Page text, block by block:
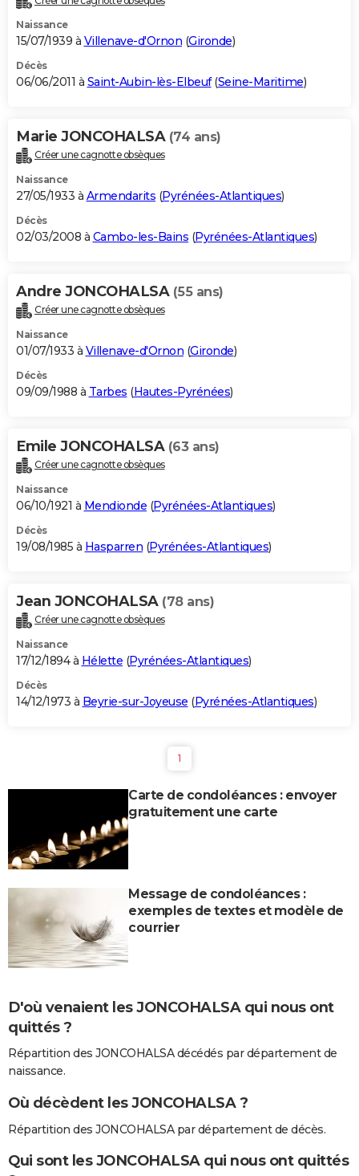
Naissance
15/07/1939 à Villenave-d'Ornon (Gironde)
Décès
06/06/2011 à Saint-Aubin-lès-Elbeuf(Seine-Maritime)
Marie JONCOHALSA (74 ans)
Créer une cagnotte obsèques
Naissance
27/05/1933 à Armendarits (Pyrénées-Atlantiques)
Décès
02/03/2008 à Cambo-les-Bains (Pyrénées-Atlantiques)
Andre JONCOHALSA (55 ans)
Créer une cagnotte obsèques
Naissance
01/07/1933 à Villenave-d'Ornon (Gironde)
Décès
09/09/1988 à Tarbes (Hautes-Pyrénées)
Emile JONCOHALSA (63 ans)
Créer une cagnotte obsèques
Naissance
06/10/1921 à Mendionde (Pyrénées-Atlantiques)
Décès
19/08/1985 à Hasparren (Pyrénées-Atlantiques)
Jean JONCOHALSA (78 ans)
Créer une cagnotte obsèques
Naissance
17/12/1894 à Hélette (Pyrénées-Atlantiques)
Décès
14/12/1973 à Beyrie-sur-Joyeuse (Pyrénées-Atlantiques)
1
Carte de condoléances : envoyer
gratuitement une carte
Message de condoléances :
exemples de textes et modèle de
courrier
D'où venaient les JONCOHALSA qui nous ont
quittés ?
Répartition des JONCOHALSA décédés par département de
naissance.
Où décèdent les JONCOHALSA ?
Répartition des JONCOHALSA par département de décès.
Qui sont les JONCOHALSA qui nous ont quittés